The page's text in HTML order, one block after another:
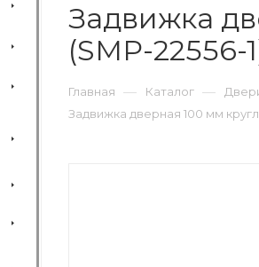
Задвижка
(SMP-22556-
Главная — Каталог —
Задвижка дверная 100 мм